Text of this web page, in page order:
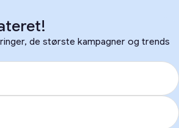
de største kampagner og trends